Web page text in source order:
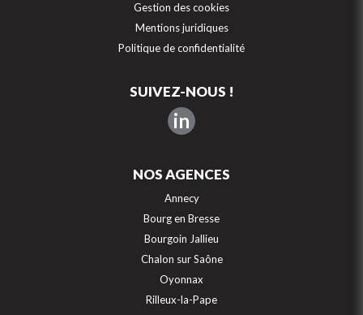
Gestion des cookies
Mentions juridiques
Politique de confidentialité
SUIVEZ-NOUS !
in
NOS AGENCES
Annecy
Bourg en Bresse
Bourgoin Jallieu
Chalon sur Saône
Oyonnax
Rilleux-la-Pape